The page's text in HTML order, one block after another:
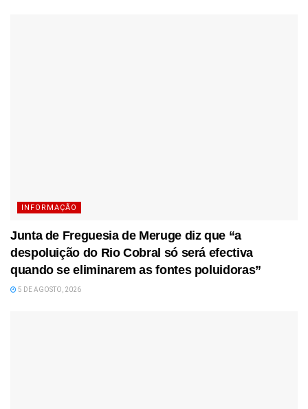
INFORMAÇÃO
Junta de Freguesia de Meruge diz que “a
despoluição do Rio Cobral só será efectiva
quando se eliminarem as fontes poluidoras”
5 DE AGOSTO, 2026